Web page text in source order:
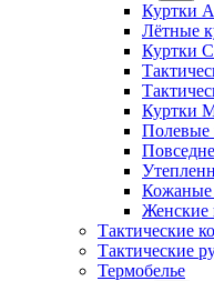
Куртки
Лётные
Куртки
Куртки
Полевые
Кожаные
Женские
Тактические
Тактические
Термобелье